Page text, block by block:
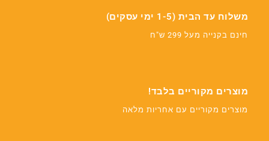
משלוח עד הבית (1-5 ימי עסקים)
חינם בקנייה מעל 299 ש"ח
מוצרים מקוריים בלבד!
מוצרים מקוריים עם אחריות מלאה